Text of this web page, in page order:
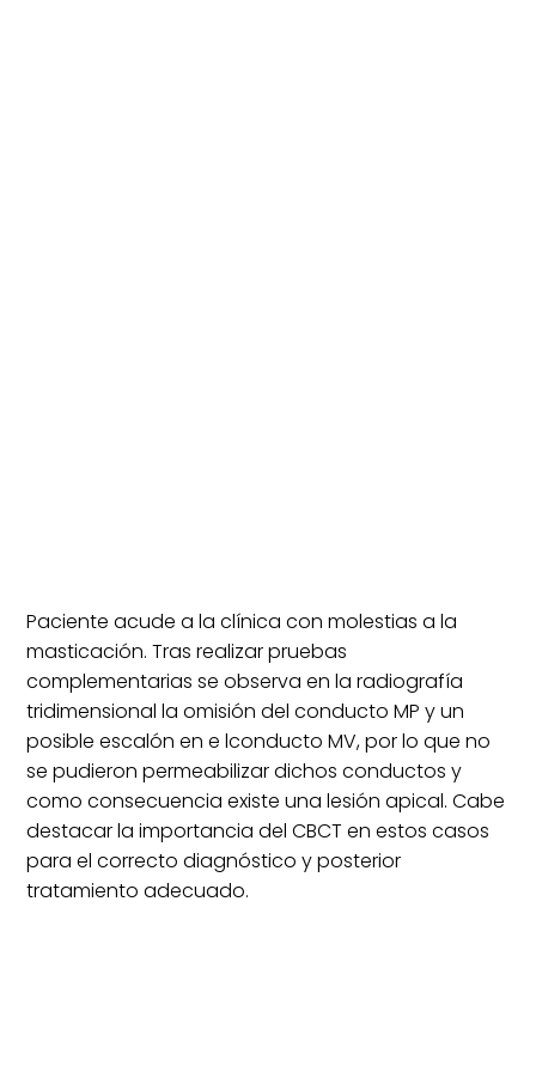
Paciente acude a la clínica con molestias a la
masticación. Tras realizar pruebas
complementarias se observa en la radiografía
tridimensional la omisión del conducto MP y un
posible escalón en e lconducto MV, por lo que no
se pudieron permeabilizar dichos conductos y
como consecuencia existe una lesión apical. Cabe
destacar la importancia del CBCT en estos casos
para el correcto diagnóstico y posterior
tratamiento adecuado.